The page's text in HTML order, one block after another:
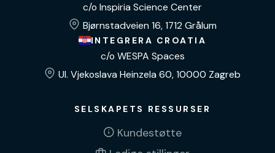
c/o Inspiria Science Center
Bjørnstadveien 16, 1712 Grålum
INTEGRERA CROATIA
c/o WESPA Spaces
Ul. Vjekoslava Heinzela 60, 10000 Zagreb
SELSKAPETS RESSURSER
Kundestøtte